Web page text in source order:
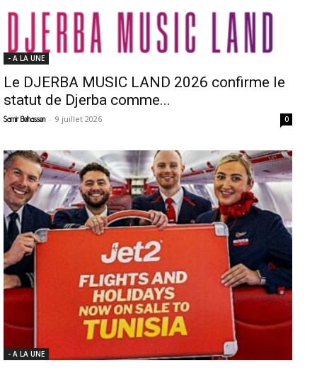
- A LA UNE
Le DJERBA MUSIC LAND 2026 confirme le
statut de Djerba comme...
Samir Belhassen - 9 juillet 2026 0
- A LA UNE